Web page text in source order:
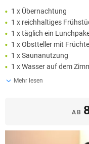
1 x Übernachtung
1 x reichhaltiges
1 x täglich ein
1 x Obstteller mit
1 x Saunanutzung
1 x Wasser auf dem
Mehr lesen
AB